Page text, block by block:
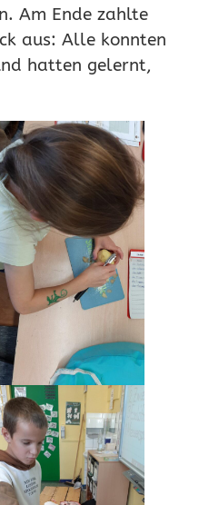
Am Ende zahlte
aus: Alle konnten
hatten gelernt,